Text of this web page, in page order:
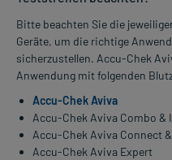
Bitte beachten Sie die
Geräte, um die richtige
sicherzustellen. Accu-Chek
Anwendung mit folgenden
Accu-Chek Aviva
Accu-Chek Aviva Combo &
Accu-Chek Aviva Connect
Accu-Chek Aviva Expert